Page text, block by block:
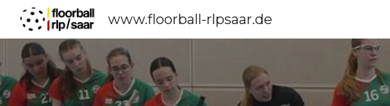
www.floorball-rlpsaar.de